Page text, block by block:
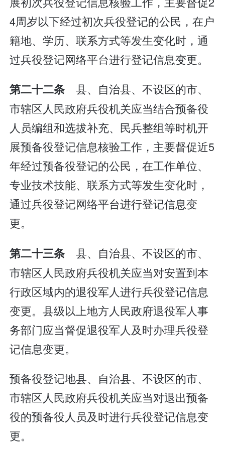
4周岁以下经过初次兵役登记的公民，在户
籍地、学历、联系方式等发生变化时，通
过兵役登记网络平台进行登记信息变更。
第二十二条 县、自治县、不设区的市、
市辖区人民政府兵役机关应当结合预备役
人员编组和选拔补充、民兵整组等时机开
展预备役登记信息核验工作，主要督促近5
年经过预备役登记的公民，在工作单位、
专业技术技能、联系方式等发生变化时，
通过兵役登记网络平台进行登记信息变
更。
第二十三条 县、自治县、不设区的市、
市辖区人民政府兵役机关应当对安置到本
行政区域内的退役军人进行兵役登记信息
变更。县级以上地方人民政府退役军人事
务部门应当督促退役军人及时办理兵役登
记信息变更。
预备役登记地县、自治县、不设区的市、
市辖区人民政府兵役机关应当对退出预备
役的预备役人员及时进行兵役登记信息变
更。